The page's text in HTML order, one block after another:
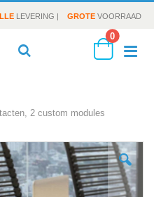
LEVERING | GROTE VOORRAAD
Cart
0
2 custom modules